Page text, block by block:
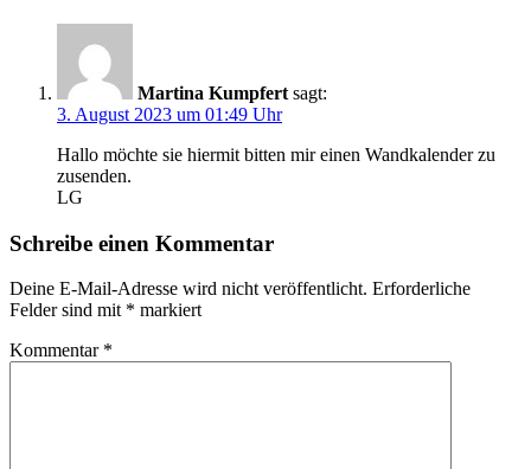
Martina Kumpfert sagt:
3. August 2023 um 01:49 Uhr
Hallo möchte sie hiermit bitten mir einen Wandkalender zu
zusenden.
LG
Schreibe einen Kommentar
Deine E-Mail-Adresse wird nicht veröffentlicht. Erforderliche
Felder sind mit * markiert
Kommentar *